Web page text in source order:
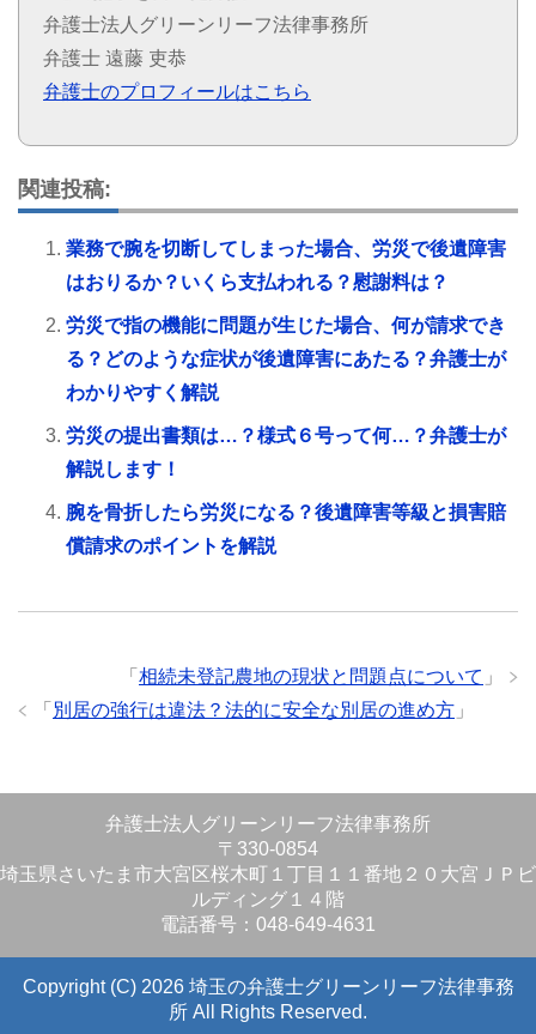
弁護士法人グリーンリーフ法律事務所
弁護士 遠藤 吏恭
弁護士のプロフィールはこちら
関連投稿:
業務で腕を切断してしまった場合、労災で後遺障害
はおりるか？いくら支払われる？慰謝料は？
労災で指の機能に問題が生じた場合、何が請求でき
る？どのような症状が後遺障害にあたる？弁護士が
わかりやすく解説
労災の提出書類は…？様式６号って何…？弁護士が
解説します！
腕を骨折したら労災になる？後遺障害等級と損害賠
償請求のポイントを解説
「 相続未登記農地の現状と問題点について 」
「 別居の強行は違法？法的に安全な別居の進め方 」
弁護士法人グリーンリーフ法律事務所
〒330-0854
埼玉県さいたま市大宮区桜木町１丁目１１番地２０大宮ＪＰビ
ルディング１４階
電話番号：048-649-4631
Copyright (C) 2026 埼玉の弁護士グリーンリーフ法律事務
所 All Rights Reserved.